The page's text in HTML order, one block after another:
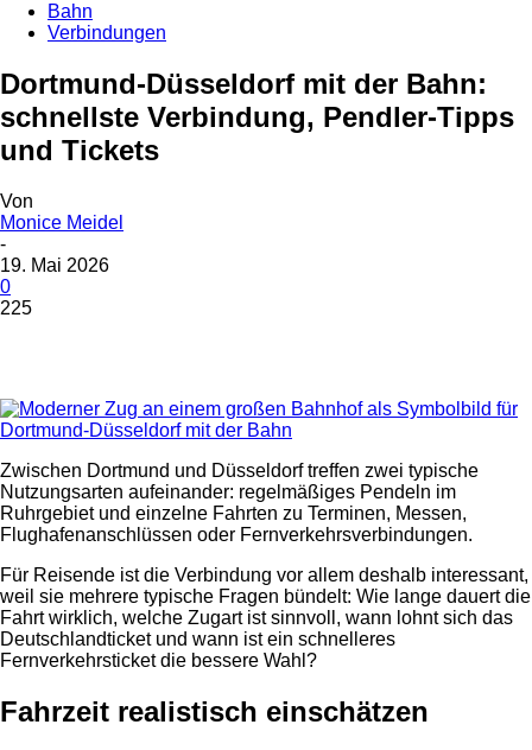
Bahn
Verbindungen
Dortmund-Düsseldorf mit der Bahn:
schnellste Verbindung, Pendler-Tipps
und Tickets
Von
Monice Meidel
-
19. Mai 2026
0
225
Zwischen Dortmund und Düsseldorf treffen zwei typische
Nutzungsarten aufeinander: regelmäßiges Pendeln im
Ruhrgebiet und einzelne Fahrten zu Terminen, Messen,
Flughafenanschlüssen oder Fernverkehrsverbindungen.
Für Reisende ist die Verbindung vor allem deshalb interessant,
weil sie mehrere typische Fragen bündelt: Wie lange dauert die
Fahrt wirklich, welche Zugart ist sinnvoll, wann lohnt sich das
Deutschlandticket und wann ist ein schnelleres
Fernverkehrsticket die bessere Wahl?
Fahrzeit realistisch einschätzen